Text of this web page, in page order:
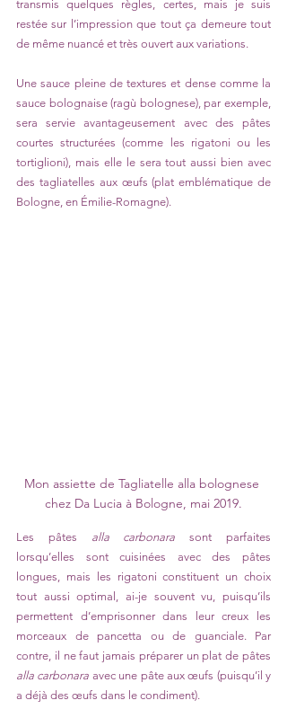
transmis quelques règles, certes, mais je suis
restée sur l’impression que tout ça demeure tout
de même nuancé et très ouvert aux variations.
Une sauce pleine de textures et dense comme la
sauce bolognaise (ragù bolognese), par exemple,
sera servie avantageusement avec des pâtes
courtes structurées (comme les rigatoni ou les
tortiglioni), mais elle le sera tout aussi bien avec
des tagliatelles aux œufs (plat emblématique de
Bologne, en Émilie-Romagne).
Mon assiette de Tagliatelle alla bolognese
chez Da Lucia à Bologne, mai 2019.
Les pâtes alla carbonara sont parfaites
lorsqu’elles sont cuisinées avec des pâtes
longues, mais les rigatoni constituent un choix
tout aussi optimal, ai-je souvent vu, puisqu’ils
permettent d’emprisonner dans leur creux les
morceaux de pancetta ou de guanciale. Par
alla carbonara avec une pâte aux œufs (puisqu’il y
a déjà des œufs dans le condiment).